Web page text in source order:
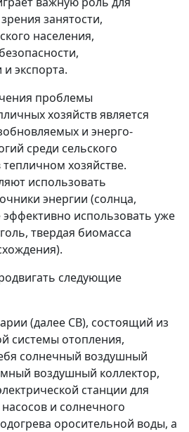
занятости,
населения,
экспорта.
проблемы
хозяйств является
и энерго-
среди сельского
хозяйстве.
использовать
энергии (солнца,
использовать уже
твердая биомасса
следующие
(далее СВ), состоящий из
системы отопления,
солнечный воздушный
воздушный коллектор,
станции для
и солнечного
оросительной воды, а